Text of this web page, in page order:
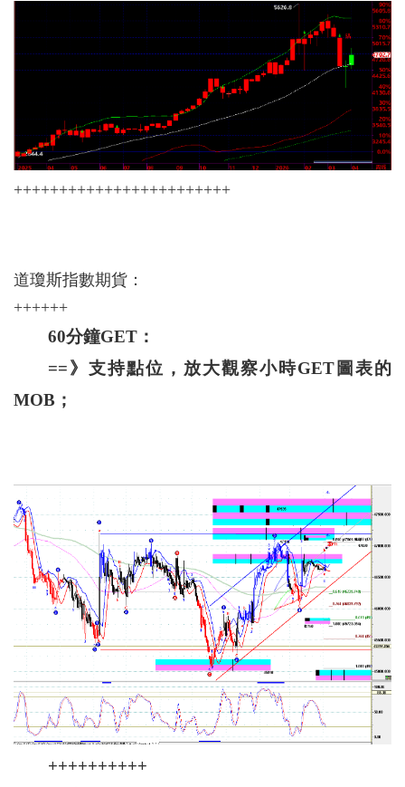
++++++++++++++++++++++++
道瓊斯指數期貨：
++++++
60分鐘GET：
==》支持點位，放大觀察小時GET圖表的
MOB；
++++++++++